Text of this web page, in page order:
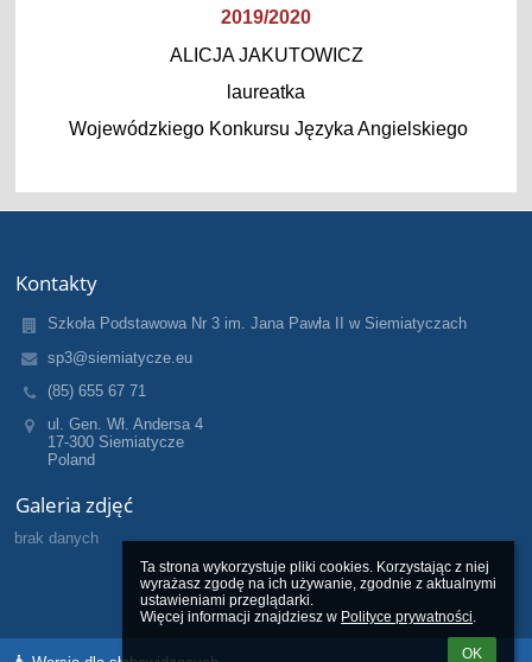
Ta strona wykorzystuje pliki cookies. Korzystając z niej
wyrażasz zgodę na ich używanie, zgodnie z aktualnymi
ustawieniami przeglądarki.
Więcej informacji znajdziesz w Polityce prywatności.
OK
2019/2020
ALICJA JAKUTOWICZ
laureatka
Wojewódzkiego Konkursu Języka Angielskiego
Kontakty
Szkoła Podstawowa Nr 3 im. Jana Pawła II w Siemiatyczach
sp3@siemiatycze.eu
(85) 655 67 71
ul. Gen. Wł. Andersa 4
17-300 Siemiatycze
Poland
Galeria zdjęć
brak danych